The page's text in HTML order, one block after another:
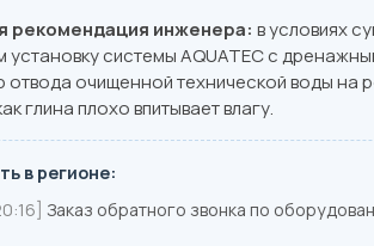
рекомендация инженера: в условиях
системы AQUATEC с
отвода очищенной технической воды на
глина плохо впитывает влагу.
в регионе:
Заказ обратного звонка по